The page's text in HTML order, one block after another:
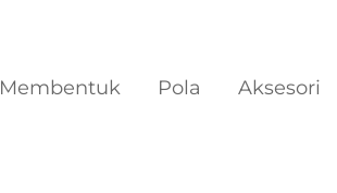
Membentuk Pola Aksesori